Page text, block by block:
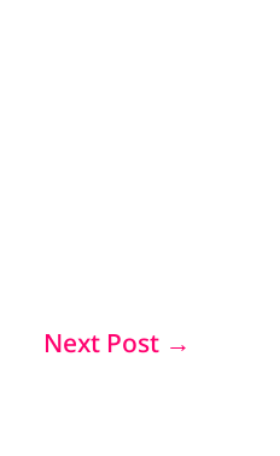
Next Post →